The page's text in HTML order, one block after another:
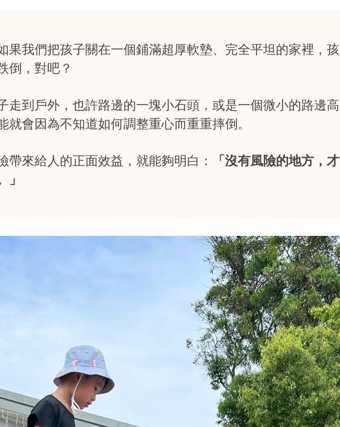
果我們把孩子關在一個鋪滿超厚軟墊、完全平坦的家裡，孩
倒，對吧？
走到戶外，也許路邊的一塊小石頭，或是一個微小的路邊高
就會因為不知道如何調整重心而重重摔倒。
帶來給人的正面效益，就能夠明白：
「沒有風險的地方，才
」